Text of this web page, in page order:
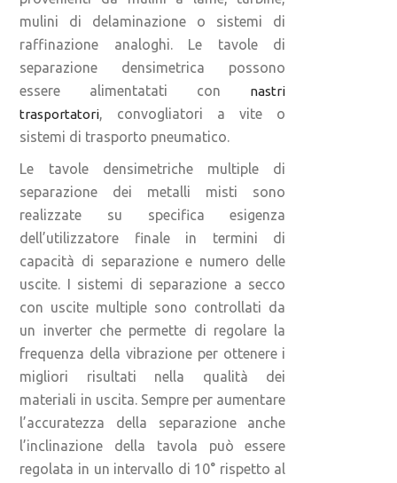
mulini di delaminazione o sistemi di
raffinazione analoghi. Le tavole di
separazione densimetrica possono
essere alimentatati con nastri
trasportatori, convogliatori a vite o
sistemi di trasporto pneumatico.
Le tavole densimetriche multiple di
separazione dei metalli misti sono
realizzate su specifica esigenza
dell’utilizzatore finale in termini di
capacità di separazione e numero delle
uscite. I sistemi di separazione a secco
con uscite multiple sono controllati da
un inverter che permette di regolare la
frequenza della vibrazione per ottenere i
migliori risultati nella qualità dei
materiali in uscita. Sempre per aumentare
l’accuratezza della separazione anche
l’inclinazione della tavola può essere
regolata in un intervallo di 10° rispetto al